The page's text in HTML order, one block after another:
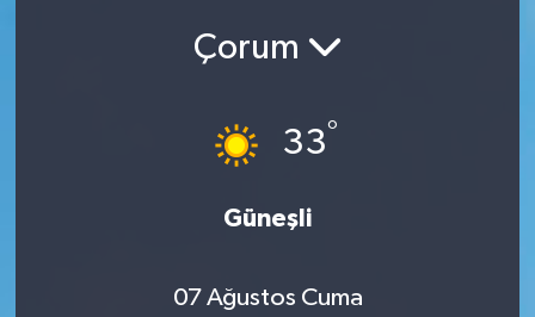
Çorum
33°
Güneşli
07 Ağustos Cuma